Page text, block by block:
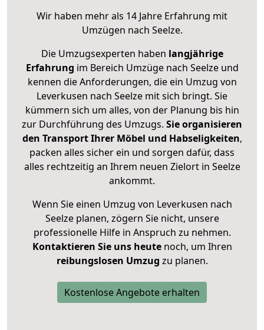
Wir haben mehr als 14 Jahre Erfahrung mit
Umzügen nach Seelze.
Die Umzugsexperten haben langjährige
Erfahrung im Bereich Umzüge nach Seelze und
kennen die Anforderungen, die ein Umzug von
Leverkusen nach Seelze mit sich bringt. Sie
kümmern sich um alles, von der Planung bis hin
zur Durchführung des Umzugs. Sie organisieren
den Transport Ihrer Möbel und Habseligkeiten,
packen alles sicher ein und sorgen dafür, dass
alles rechtzeitig an Ihrem neuen Zielort in Seelze
ankommt.
Wenn Sie einen Umzug von Leverkusen nach
Seelze planen, zögern Sie nicht, unsere
professionelle Hilfe in Anspruch zu nehmen.
Kontaktieren Sie uns heutenoch, um Ihren
reibungslosen Umzug zu planen.
Kostenlose Angebote erhalten